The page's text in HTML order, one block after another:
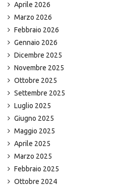
Aprile 2026
Marzo 2026
Febbraio 2026
Gennaio 2026
Dicembre 2025
Novembre 2025
Ottobre 2025
Settembre 2025
Luglio 2025
Giugno 2025
Maggio 2025
Aprile 2025
Marzo 2025
Febbraio 2025
Ottobre 2024